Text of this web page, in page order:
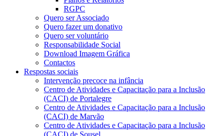
RGPC
Quero ser Associado
Quero fazer um donativo
Quero ser voluntário
Responsabilidade Social
Download Imagem Gráfica
Contactos
Respostas sociais
Intervenção precoce na infância
Centro de Atividades e Capacitação para a Inclusão
(CACI) de Portalegre
Centro de Atividades e Capacitação para a Inclusão
(CACI) de Marvão
Centro de Atividades e Capacitação para a Inclusão
(CACI) de Sousel